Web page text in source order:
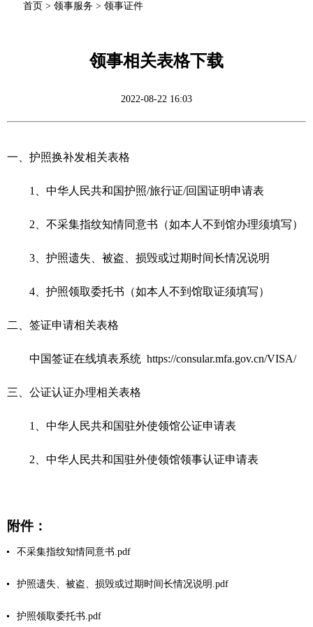
首页 > 领事服务 > 领事证件
领事相关表格下载
2022-08-22 16:03
一、护照换补发相关表格
1、中华人民共和国护照/旅行证/回国证明申请表
2、不采集指纹知情同意书（如本人不到馆办理须填写）
3、护照遗失、被盗、损毁或过期时间长情况说明
4、护照领取委托书（如本人不到馆取证须填写）
二、签证申请相关表格
中国签证在线填表系统 https://consular.mfa.gov.cn/VISA/
三、公证认证办理相关表格
1、中华人民共和国驻外使领馆公证申请表
2、中华人民共和国驻外使领馆领事认证申请表
附件：
不采集指纹知情同意书.pdf
护照遗失、被盗、损毁或过期时间长情况说明.pdf
护照领取委托书.pdf